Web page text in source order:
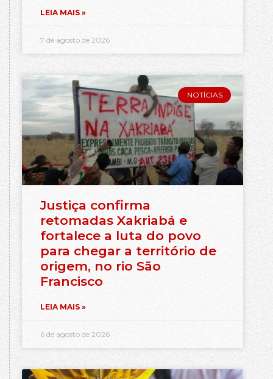
LEIA MAIS »
7 de agosto de 2026
NOTÍCIAS
Justiça confirma
retomadas Xakriabá e
fortalece a luta do povo
para chegar a território de
origem, no rio São
Francisco
LEIA MAIS »
6 de agosto de 2026